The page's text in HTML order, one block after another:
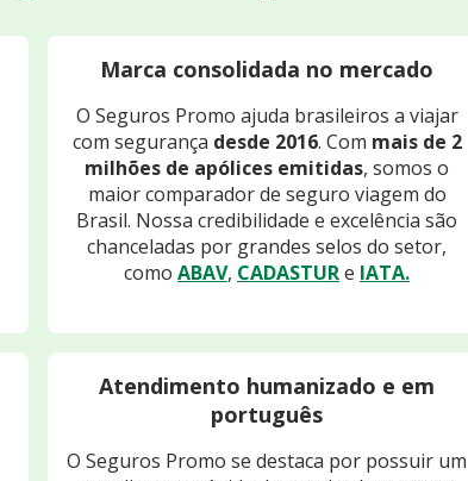
Marca consolidada no mercado
O Seguros Promo ajuda brasileiros a viajar
com segurança desde 2016. Com mais de 2
milhões de apólices emitidas, somos o
maior comparador de seguro viagem do
Brasil. Nossa credibilidade e excelência são
chanceladas por grandes selos do setor,
como ABAV, CADASTURe IATA.
Atendimento humanizado e em
português
O Seguros Promo se destaca por possuir um